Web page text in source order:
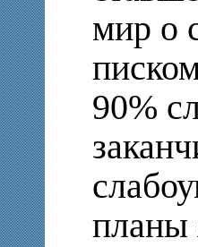
мир о
90%
планы